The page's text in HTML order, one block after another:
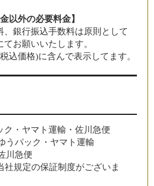
以外の必要料金】
、銀行振込手数料は原則として
てお願いいたします。
込価格)に含んで表示してます。
・ヤマト運輸・佐川急便
うパック・ヤマト運輸
川急便
社規定の保証制度がございま